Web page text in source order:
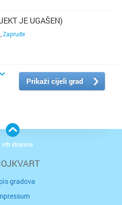
JE UGAŠEN)
Zapruđe
Prikaži cijeli grad
gradova
vrh stranice